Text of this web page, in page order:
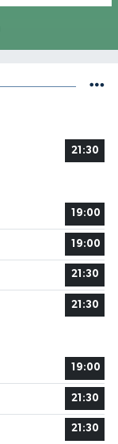
21:30
19:00
19:00
21:30
21:30
19:00
21:30
21:30